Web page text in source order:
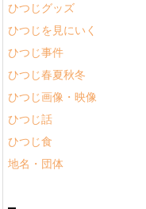
ひつじグッズ
ひつじを見にいく
ひつじ事件
ひつじ春夏秋冬
ひつじ画像・映像
ひつじ話
ひつじ食
地名・団体